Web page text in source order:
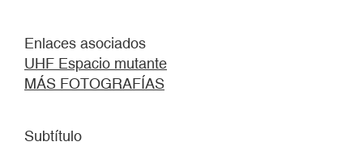
Enlaces asociados
UHF Espacio mutante
MÁS FOTOGRAFÍAS
Subtítulo